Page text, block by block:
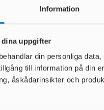
Information
uppgifter
behandlar din personliga
till information på din
åskådarinsikter och